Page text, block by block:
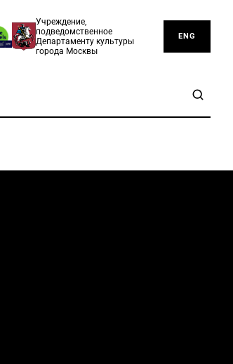
Учреждение,
подведомственное
Департаменту культуры
города Москвы
ENG